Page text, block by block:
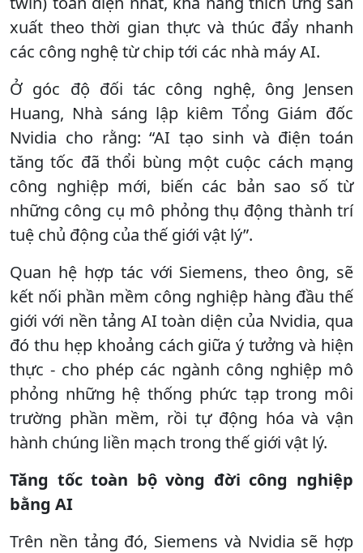
xuất theo thời gian thực và thúc đẩy nhanh
các công nghệ từ chip tới các nhà máy AI.
Ở góc độ đối tác công nghệ, ông Jensen
Huang, Nhà sáng lập kiêm Tổng Giám đốc
Nvidia cho rằng: “AI tạo sinh và điện toán
tăng tốc đã thổi bùng một cuộc cách mạng
công nghiệp mới, biến các bản sao số từ
những công cụ mô phỏng thụ động thành trí
tuệ chủ động của thế giới vật lý”.
Quan hệ hợp tác với Siemens, theo ông, sẽ
kết nối phần mềm công nghiệp hàng đầu thế
giới với nền tảng AI toàn diện của Nvidia, qua
đó thu hẹp khoảng cách giữa ý tưởng và hiện
thực - cho phép các ngành công nghiệp mô
phỏng những hệ thống phức tạp trong môi
trường phần mềm, rồi tự động hóa và vận
hành chúng liền mạch trong thế giới vật lý.
Tăng tốc toàn bộ vòng đời công nghiệp
bằng AI
Trên nền tảng đó, Siemens và Nvidia sẽ hợp